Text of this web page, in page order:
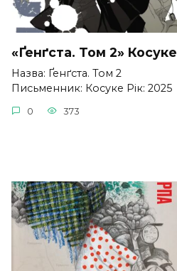
«Ґенґста. Том 2» Косуке
Назва: Ґенґста. Том 2
Письменник: Косуке Рік: 2025
0 373